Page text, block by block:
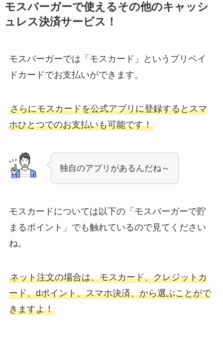
モスバーガーで使えるその他のキャッシ
ュレス決済サービス！
モスバーガーでは「モスカード」というプリペイ
ドカードでお支払いができます。
さらにモスカードを公式アプリに登録するとスマ
ホひとつでのお支払いも可能です！
独自のアプリがあるんだね～
モスカードについては以下の「モスバーガーで貯
まるポイント」でも触れているので見てください
ね。
ネット注文の場合は、モスカード、クレジットカ
ード、dポイント、スマホ決済、から選ぶことがで
きますよ！